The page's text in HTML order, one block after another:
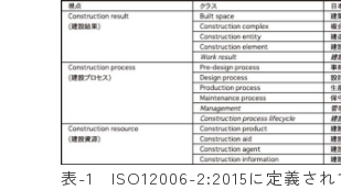
表-1 ISO12006-2:2015に定義され